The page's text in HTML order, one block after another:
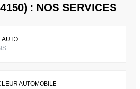
: NOS SERVICES
AUTO
AUTOMOBILE